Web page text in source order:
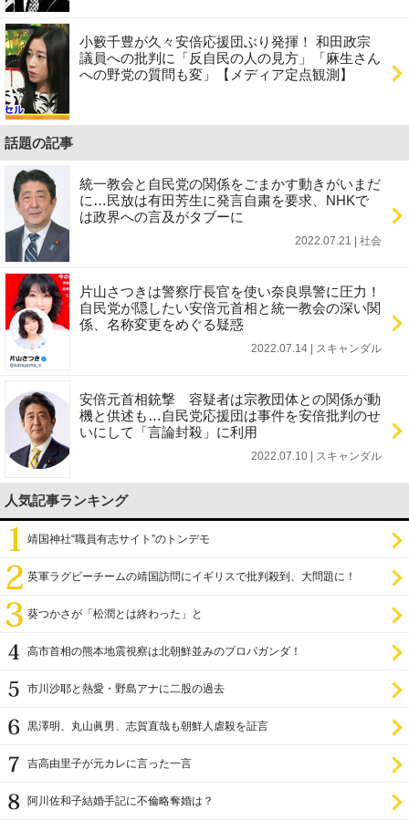
小籔千豊が久々安倍応援団ぶり発揮！ 和田政宗
議員への批判に「反自民の人の見方」「麻生さん
への野党の質問も変」【メディア定点観測】
話題の記事
統一教会と自民党の関係をごまかす動きがいまだ
に…民放は有田芳生に発言自粛を要求、NHKで
は政界への言及がタブーに
2022.07.21 | 社会
片山さつきは警察庁長官を使い奈良県警に圧力！
自民党が隠したい安倍元首相と統一教会の深い関
係、名称変更をめぐる疑惑
2022.07.14 | スキャンダル
安倍元首相銃撃 容疑者は宗教団体との関係が動
機と供述も…自民党応援団は事件を安倍批判のせ
いにして「言論封殺」に利用
2022.07.10 | スキャンダル
人気記事ランキング
靖国神社“職員有志サイト”のトンデモ
英軍ラグビーチームの靖国訪問にイギリスで批判殺到、大問題に！
葵つかさが「松潤とは終わった」と
高市首相の熊本地震視察は北朝鮮並みのプロパガンダ！
市川沙耶と熱愛・野島アナに二股の過去
黒澤明、丸山眞男、志賀直哉も朝鮮人虐殺を証言
吉高由里子が元カレに言った一言
阿川佐和子結婚手記に不倫略奪婚は？